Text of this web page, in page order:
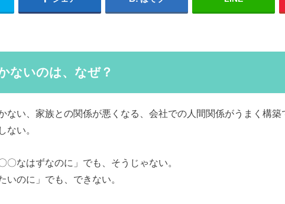
ないのは、なぜ？
ない、家族との関係が悪くなる、会社での人間関係がうまく構築
ない。
〇なはずなのに」でも、そうじゃない。
いのに」でも、できない。